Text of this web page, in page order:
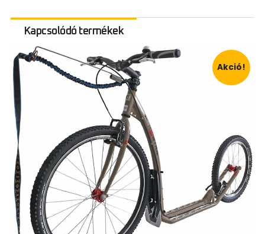
Kapcsolódó termékek
Akció!
Idei újdonság
Síszerviz mellett 2025 decemberétől Salomon
síkölcsönzési lehetőség a CSP Sportboltban :)
Ne maradj le!
Áraink